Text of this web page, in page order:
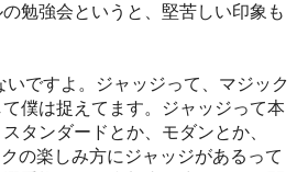
勉強会というと、堅苦しい印象も
ですよ。ジャッジって、マジック
僕は捉えてます。ジャッジって本
タンダードとか、モダンとか、
の楽しみ方にジャッジがあるって